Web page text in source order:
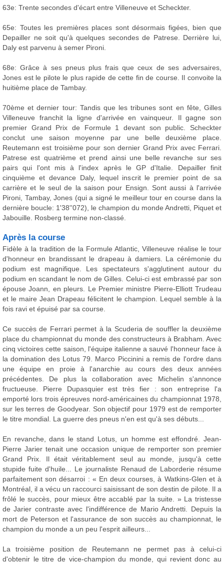
63e: Trente secondes d'écart entre Villeneuve et Scheckter.
65e: Toutes les premières places sont désormais figées, bien que
Depailler ne soit qu'à quelques secondes de Patrese. Derrière lui,
Daly est parvenu à semer Pironi.
68e: Grâce à ses pneus plus frais que ceux de ses adversaires,
Jones est le pilote le plus rapide de cette fin de course. Il convoite la
huitième place de Tambay.
70ème et dernier tour: Tandis que les tribunes sont en fête, Gilles
Villeneuve franchit la ligne d'arrivée en vainqueur. Il gagne son
premier Grand Prix de Formule 1 devant son public. Scheckter
conclut une saison moyenne par une belle deuxième place.
Reutemann est troisième pour son dernier Grand Prix avec Ferrari.
Patrese est quatrième et prend ainsi une belle revanche sur ses
pairs qui l'ont mis à l'index après le GP d'Italie. Depailler finit
cinquième et devance Daly, lequel inscrit le premier point de sa
carrière et le seul de la saison pour Ensign. Sont aussi à l'arrivée
Pironi, Tambay, Jones (qui a signé le meilleur tour en course dans la
dernière boucle: 1'38''072), le champion du monde Andretti, Piquet et
Jabouille. Rosberg termine non-classé.
Après la course
Fidèle à la tradition de la Formule Atlantic, Villeneuve réalise le tour
d'honneur en brandissant le drapeau à damiers. La cérémonie du
podium est magnifique. Les spectateurs s'agglutinent autour du
podium en scandant le nom de Gilles. Celui-ci est embrassé par son
épouse Joann, en pleurs. Le Premier ministre Pierre-Elliott Trudeau
et le maire Jean Drapeau félicitent le champion. Lequel semble à la
fois ravi et épuisé par sa course.
Ce succès de Ferrari permet à la Scuderia de souffler la deuxième
place du championnat du monde des constructeurs à Brabham. Avec
cinq victoires cette saison, l'équipe italienne a sauvé l'honneur face à
la domination des Lotus 79. Marco Piccinini a remis de l'ordre dans
une équipe en proie à l'anarchie au cours des deux années
précédentes. De plus la collaboration avec Michelin s'annonce
fructueuse. Pierre Dupasquier est très fier : son entreprise l'a
emporté lors trois épreuves nord-américaines du championnat 1978,
sur les terres de Goodyear. Son objectif pour 1979 est de remporter
le titre mondial. La guerre des pneus n'en est qu'à ses débuts...
En revanche, dans le stand Lotus, un homme est effondré. Jean-
Pierre Jarier tenait une occasion unique de remporter son premier
Grand Prix. Il était véritablement seul au monde, jusqu'à cette
stupide fuite d'huile... Le journaliste Renaud de Laborderie résume
parfaitement son désarroi : « En deux courses, à Watkins-Glen et à
Montréal, il a vécu un raccourci saisissant de son destin de pilote. Il a
frôlé le succès, pour mieux être accablé par la suite. » La tristesse
de Jarier contraste avec l'indifférence de Mario Andretti. Depuis la
mort de Peterson et l'assurance de son succès au championnat, le
champion du monde a un peu l'esprit ailleurs...
La troisième position de Reutemann ne permet pas à celui-ci
d'obtenir le titre de vice-champion du monde, qui revient donc au